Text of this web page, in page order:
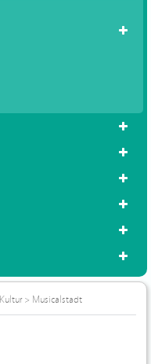
> Musicalstadt